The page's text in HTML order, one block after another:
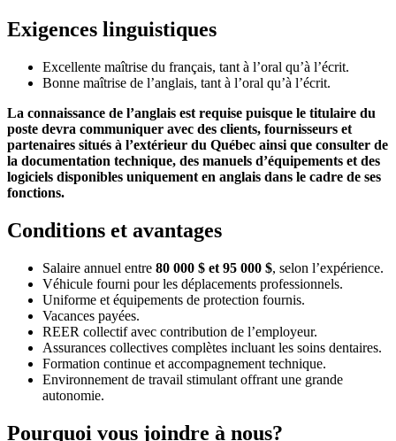
Exigences linguistiques
Excellente maîtrise du français, tant à l’oral qu’à l’écrit.
Bonne maîtrise de l’anglais, tant à l’oral qu’à l’écrit.
La connaissance de l’anglais est requise puisque le titulaire du
poste devra communiquer avec des clients, fournisseurs et
partenaires situés à l’extérieur du Québec ainsi que consulter de
la documentation technique, des manuels d’équipements et des
logiciels disponibles uniquement en anglais dans le cadre de ses
fonctions.
Conditions et avantages
Salaire annuel entre 80 000 $ et 95 000 $, selon l’expérience.
Véhicule fourni pour les déplacements professionnels.
Uniforme et équipements de protection fournis.
Vacances payées.
REER collectif avec contribution de l’employeur.
Assurances collectives complètes incluant les soins dentaires.
Formation continue et accompagnement technique.
Environnement de travail stimulant offrant une grande
autonomie.
Pourquoi vous joindre à nous?